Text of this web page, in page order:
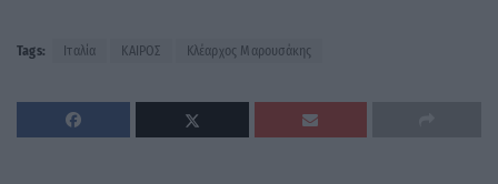
Tags: Ιταλία ΚΑΙΡΟΣ Κλέαρχος Μαρουσάκης